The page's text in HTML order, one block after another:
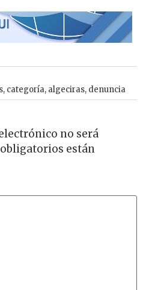
, categoría, algeciras, denuncia
no será
están